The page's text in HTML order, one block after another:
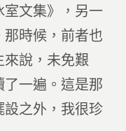
室文集》，另一
時候，前者也
來說，未免艱
一遍。這是那
設之外，我很珍